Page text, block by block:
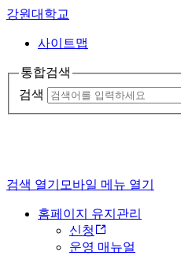
강원대학교
사이트맵
통합검색
검색
검색 열기 모바일 메뉴 열기
홈페이지 유지관리
신청
운영 매뉴얼